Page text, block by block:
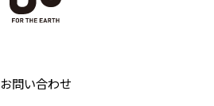
お問い合わせ